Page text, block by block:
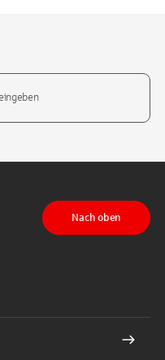
auf LinkedIn
Nach oben